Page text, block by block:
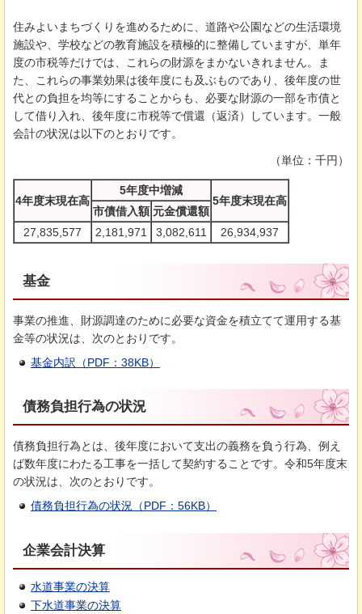
住みよいまちづくりを進めるために、道路や公園などの生活環境
施設や、学校などの教育施設を積極的に整備していますが、単年
度の市税等だけでは、これらの財源をまかないきれません。ま
た、これらの事業効果は後年度にも及ぶものであり、後年度の世
代との負担を均等にすることからも、必要な財源の一部を市債と
して借り入れ、後年度に市税等で償還（返済）しています。一般
会計の状況は以下のとおりです。
（単位：千円）
4年度末現在高
5年度中増減
5年度末現在高
市債借入額 元金償還額
27,835,577
2,181,971 3,082,611 26,934,937
基金
事業の推進、財源調達のために必要な資金を積立てて運用する基
金等の状況は、次のとおりです。
基金内訳（PDF：38KB）
債務負担行為の状況
債務負担行為とは、後年度において支出の義務を負う行為、例え
ば数年度にわたる工事を一括して契約することです。令和5年度末
の状況は、次のとおりです。
債務負担行為の状況（PDF：56KB）
企業会計決算
水道事業の決算
下水道事業の決算